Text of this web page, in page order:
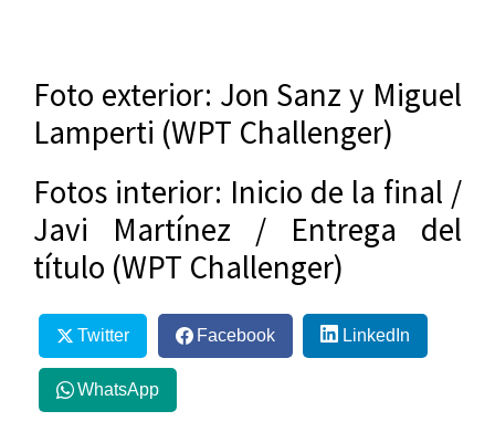
Foto exterior: Jon Sanz y Miguel
Lamperti (WPT Challenger)
Fotos interior: Inicio de la final /
Javi Martínez / Entrega del
título (WPT Challenger)
Twitter Facebook LinkedIn
WhatsApp